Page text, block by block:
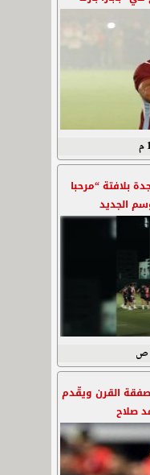
بلافتة “مرحبا
الجديد
القرن ويقّدم
صلاح